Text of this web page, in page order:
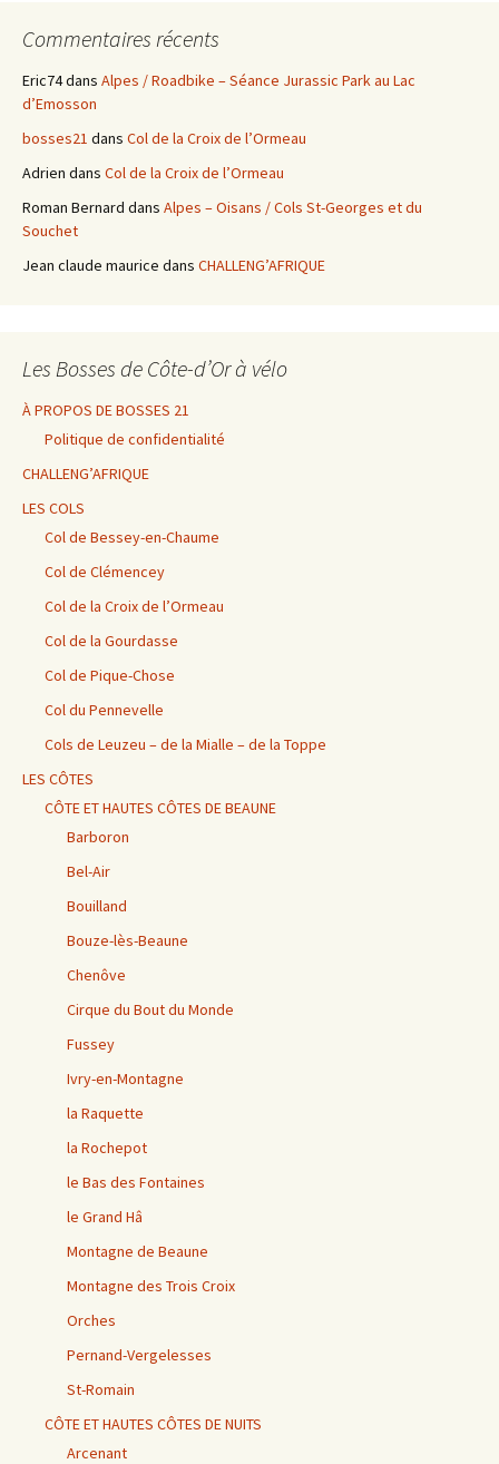
Commentaires récents
Eric74dans Alpes / Roadbike – Séance Jurassic Park au Lac
d’Emosson
bosses21 dans Col de la Croix de l’Ormeau
Adrien dans Col de la Croix de l’Ormeau
Roman Bernard dans Alpes – Oisans / Cols St-Georges et du
Souchet
Jean claude maurice dans CHALLENG’AFRIQUE
Les Bosses de Côte-d’Or à vélo
À PROPOS DE BOSSES 21
Politique de confidentialité
CHALLENG’AFRIQUE
LES COLS
Col de Bessey-en-Chaume
Col de Clémencey
Col de la Croix de l’Ormeau
Col de la Gourdasse
Col de Pique-Chose
Col du Pennevelle
Cols de Leuzeu – de la Mialle – de la Toppe
LES CÔTES
CÔTE ET HAUTES CÔTES DE BEAUNE
Barboron
Bel-Air
Bouilland
Bouze-lès-Beaune
Chenôve
Cirque du Bout du Monde
Fussey
Ivry-en-Montagne
la Raquette
la Rochepot
le Bas des Fontaines
le Grand Hâ
Montagne de Beaune
Montagne des Trois Croix
Orches
Pernand-Vergelesses
St-Romain
CÔTE ET HAUTES CÔTES DE NUITS
Arcenant